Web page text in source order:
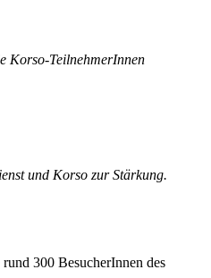
Korso-TeilnehmerInnen
und Korso zur Stärkung.
300 BesucherInnen des